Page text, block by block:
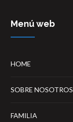
Menú web
HOME
SOBRE NOSOTROS
FAMILIA